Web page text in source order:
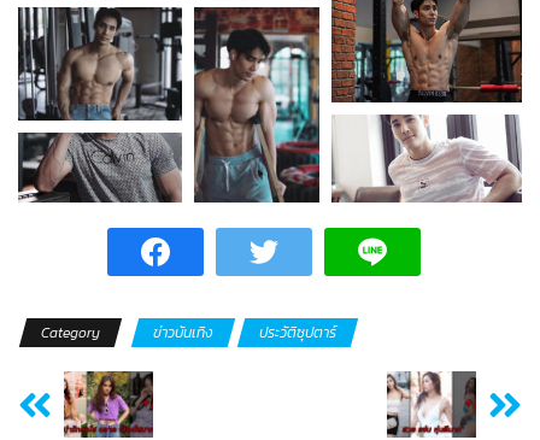
Category ข่าวบันเทิง ประวัติซุปตาร์